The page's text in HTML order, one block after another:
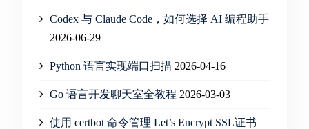
Codex 与 Claude Code，如何选择 AI 编程助手
2026-06-29
Python 语言实现端口扫描 2026-04-16
Go 语言开发聊天室全教程 2026-03-03
使用 certbot 命令管理 Let’s Encrypt SSL证书